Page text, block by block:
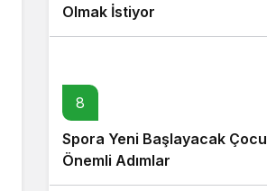
Olmak İstiyor
8
Spora Yeni Başlayacak
Önemli Adımlar